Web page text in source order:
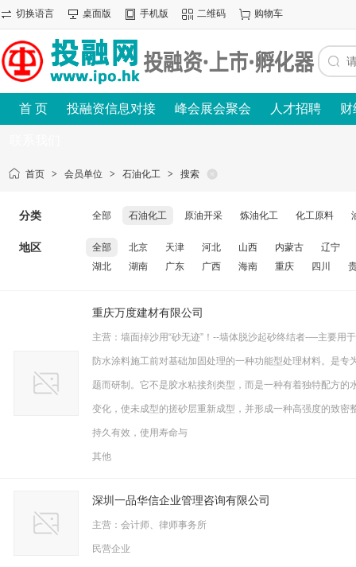
切换语言 桌面版 手机版 二维码 购物车
首 页 投融资信息对接 峰会展会聚会 人才招聘 财
首页 > 会员单位 > 石油化工 > 搜索
分类 全部 石油化工 原油开采 炼油化工 化工原料
地区 全部 北京 天津 河北 山西 内蒙古
辽宁
湖北
湖南 广东 广西 海南 重庆 四川
重庆万度建材有限公司
主营：墙面掉沙用“砂无迹”！--墙体脱沙起砂终结者-—主要用
防水涂料施工前对基础加固处理的一种功能型处理材料。是
题而研制。它不是胶水粘接剂类型，而是一种有着独特配方
变化，使未成型的搓砂层重新成型，并形成一种高强度的致
持久有效，使用寿命与
其他
深圳一品华信企业管理咨询有限公司
主营：会计师、律师事务所
民营企业